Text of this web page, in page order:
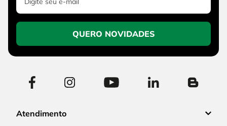
QUERO NOVIDADES
Atendimento